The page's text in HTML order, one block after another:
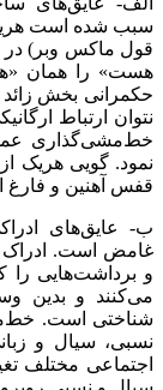
سبب شده است
قول ماکس وبر) در
هست» را همان
حکمرانی بخش
نتوان ارتباط
خط‌مشی‌گذاری
نمود. گویی هریک
قفس آهنین و فارغ
ب- عایق‌های
غامض است. ادراک
و برداشت‌هایی را
می‌کنند و بدین
شناختی است.
نسبی، سیال و
اجتماعی مختلف